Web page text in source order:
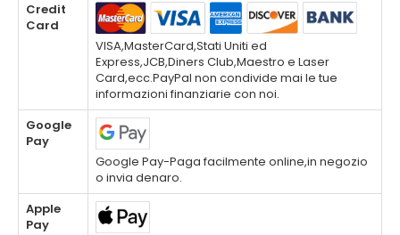
Credit
Card
VISA,MasterCard,Stati Uniti ed
Express,JCB,Diners Club,Maestro e Laser
Card,ecc.PayPal non condivide mai le tue
informazioni finanziarie con noi.
Google
Pay
Google Pay-Paga facilmente online,in negozio
o invia denaro.
Apple
Pay